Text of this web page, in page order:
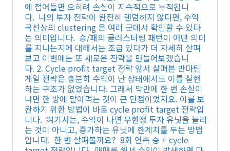
에 접어들면 오히려 손실이 지속적으로 누적됩니
다. 나의 투자 전략이 완전히 랜덤하지 않다면, 수익
곡선상의 clustering 은 여러 군데서 확인할 수 있다
는 의미입니다. 승/패의 클러스터링 패턴이 어떤 의미
를 지니는지에 대해서는 조금 있다가 더 자세히 살펴
보고 이번에는 또 새로운 전략을 만들어보겠습니
다. 2. Cycle profit target 전략 앞서 살펴본 반마틴
게일 전략은 충분히 수익이 난 상태에서도 이를 실현
하는 구조가 없었습니다. 그래서 막만에 한 번 손실이
나면 한 방에 말아먹는 것이 큰 단점이었지요. 이를 보
완하기 위한 방법이 바로 cycle profit target 전략입
니다. 여기서는, 수익이 나면 무한정 투자 유닛을 늘리
는 것이 아니고, 증가하는 유닛에 한계치를 두는 방법
입니다. 한 번 살펴볼까요? 8회 연속 승 + cycle